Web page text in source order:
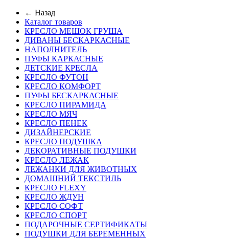
← Назад
Каталог товаров
КРЕСЛО МЕШОК ГРУША
ДИВАНЫ БЕСКАРКАСНЫЕ
НАПОЛНИТЕЛЬ
ПУФЫ КАРКАСНЫЕ
ДЕТСКИЕ КРЕСЛА
КРЕСЛО ФУТОН
КРЕСЛО КОМФОРТ
ПУФЫ БЕСКАРКАСНЫЕ
КРЕСЛО ПИРАМИДА
КРЕСЛО МЯЧ
КРЕСЛО ПЕНЕК
ДИЗАЙНЕРСКИЕ
КРЕСЛО ПОДУШКА
ДЕКОРАТИВНЫЕ ПОДУШКИ
КРЕСЛО ЛЕЖАК
ЛЕЖАНКИ ДЛЯ ЖИВОТНЫХ
ДОМАШНИЙ ТЕКСТИЛЬ
КРЕСЛО FLEXY
КРЕСЛО ЖДУН
КРЕСЛО СОФТ
КРЕСЛО СПОРТ
ПОДАРОЧНЫЕ СЕРТИФИКАТЫ
ПОДУШКИ ДЛЯ БЕРЕМЕННЫХ